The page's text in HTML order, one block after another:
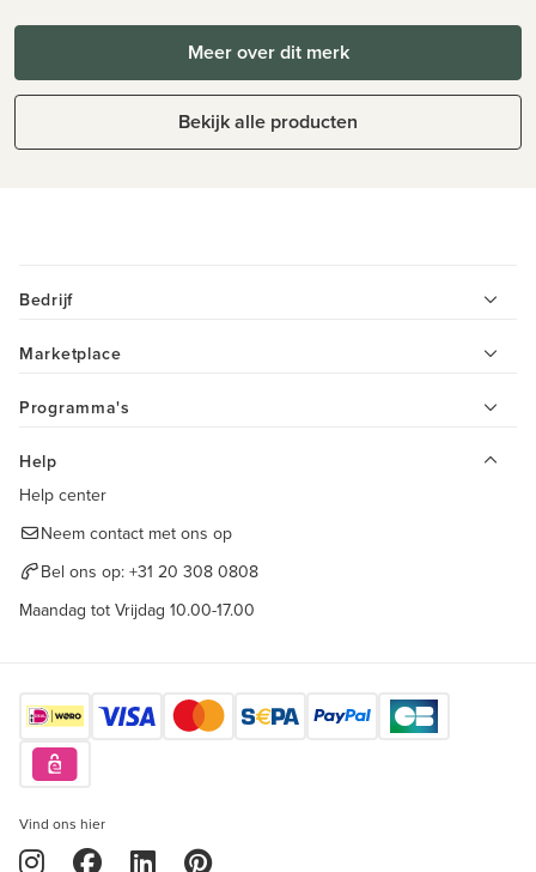
Meer over dit merk
Bekijk alle producten
Bedrijf
Marketplace
Programma's
Help
Help center
Neem contact met ons op
Bel ons op: +31 20 308 0808
Maandag tot Vrijdag 10.00-17.00
Vind ons hier